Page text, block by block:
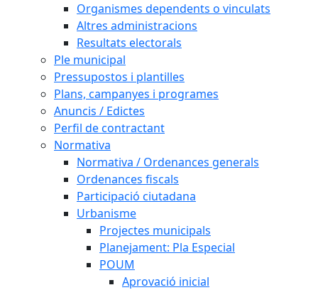
Organismes dependents o vinculats
Altres administracions
Resultats electorals
Ple municipal
Pressupostos i plantilles
Plans, campanyes i programes
Anuncis / Edictes
Perfil de contractant
Normativa
Normativa / Ordenances generals
Ordenances fiscals
Participació ciutadana
Urbanisme
Projectes municipals
Planejament: Pla Especial
POUM
Aprovació inicial